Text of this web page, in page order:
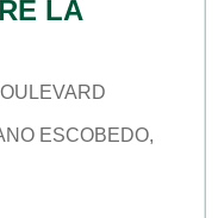
LA
ESCOBEDO,